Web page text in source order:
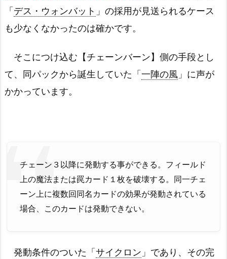
「 デス・ウォンバット 」の採用が見送られるケース
も少なくなかったのは確かです。
そこにつけ込む【チェーンバーン】側の手段とし
て、同パックから誕生していた「 一陣の風 」に声が
かかっています。
チェーン３以降に発動する事ができる。フィールド
上の魔法または罠カード１枚を破壊する。同一チェ
ーン上に複数回同名カードの効果が発動されている
場合、このカードは発動できない。
発動条件のついた「 サイクロン 」であり、その完